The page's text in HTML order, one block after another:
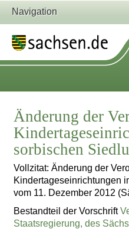
Navigation
Änderung der
sorbischen
Vollzitat: Änderung der
Kindertageseinrichtungen
vom 11. Dezember 2012
Bestandteil der Vorschrift
Staatsregierung, des